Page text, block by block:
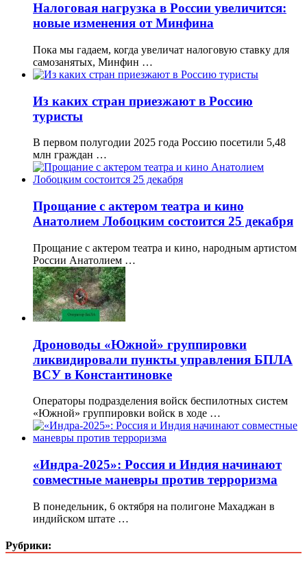
Налоговая нагрузка в России увеличится:
новые изменения от Минфина
Пока мы гадаем, когда увеличат налоговую ставку для
самозанятых, Минфин …
Из каких стран приезжают в Россию
туристы
В первом полугодии 2025 года Россию посетили 5,48
млн граждан …
Прощание с актером театра и кино
Анатолием Лобоцким состоится 25 декабря
Прощание с актером театра и кино, народным артистом
России Анатолием …
Дроноводы «Южной» группировки
ликвидировали пункты управления БПЛА
ВСУ в Константиновке
Операторы подразделения войск беспилотных систем
«Южной» группировки войск в ходе …
«Индра-2025»: Россия и Индия начинают
совместные маневры против терроризма
В понедельник, 6 октября на полигоне Махаджан в
индийском штате …
Рубрики: